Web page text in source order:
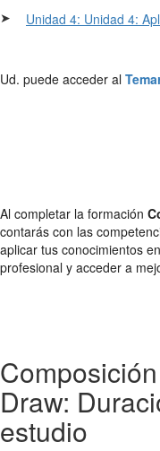
➤
Unidad 4: Unidad 4:
Ud. puede acceder al
Al completar la formación
contarás con las
aplicar tus conocimientos
profesional y acceder a
Draw:
estudio